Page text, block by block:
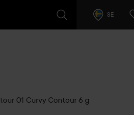
SE
01 Curvy Contour 6 g